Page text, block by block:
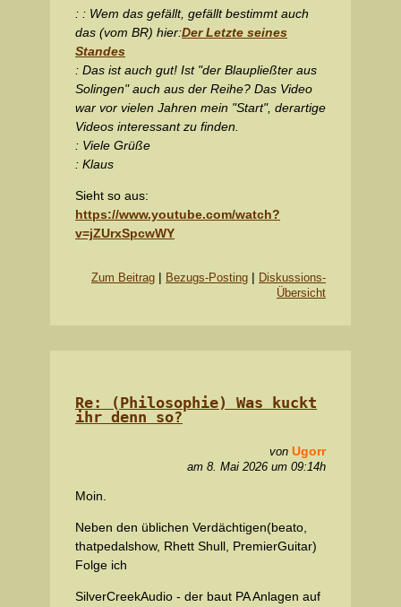
: : Wem das gefällt, gefällt bestimmt auch
das (vom BR) hier:Der Letzte seines
Standes
: Das ist auch gut! Ist "der Blaupließter aus
Solingen" auch aus der Reihe? Das Video
war vor vielen Jahren mein "Start", derartige
Videos interessant zu finden.
: Viele Grüße
: Klaus
Sieht so aus:
https://www.youtube.com/watch?
v=jZUrxSpcwWY
Zum Beitrag | Bezugs-Posting | Diskussions-
Übersicht
Re: (Philosophie) Was kuckt
ihr denn so?
von Ugorr
am 8. Mai 2026 um 09:14h
Moin.
Neben den üblichen Verdächtigen(beato,
thatpedalshow, Rhett Shull, PremierGuitar)
Folge ich
SilverCreekAudio - der baut PA Anlagen auf